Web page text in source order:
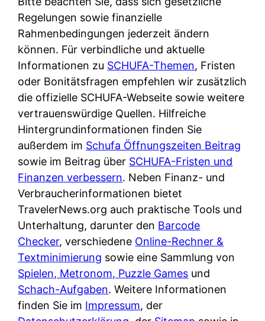
n
M
I
R
?
n
d
w
e
r
i
s
t
d
e
r
T
e
s
t
s
i
e
g
e
a
t
e
n
K
ü
c
h
e
n
t
i
s
c
h
e
n
d
e
Regelungen sowie finanzielle
Rahmenbedingungen jederzeit ändern
können. Für verbindliche und aktuelle
Informationen zu SCHUFA-Themen, Fristen
oder Bonitätsfragen empfehlen wir zusätzlich
die offizielle SCHUFA-Webseite sowie weitere
vertrauenswürdige Quellen. Hilfreiche
Hintergrundinformationen finden Sie
außerdem im Schufa Öffnungszeiten Beitrag
sowie im Beitrag über SCHUFA-Fristen und
Finanzen verbessern. Neben Finanz- und
Verbraucherinformationen bietet
TravelerNews.org auch praktische Tools und
Unterhaltung, darunter den Barcode
Checker, verschiedene Online-Rechner &
Textminimierung sowie eine Sammlung von
Spielen, Metronom, Puzzle Games und
Schach-Aufgaben. Weitere Informationen
finden Sie im Impressum, der